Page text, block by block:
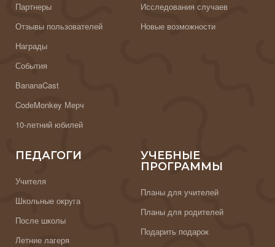
Партнеры
Отзывы пользователей
Награды
События
BananaCast
CodeMonkey Мерч
10-летний юбилей
Исследования случаев
Новые возможности
ПЕДАГОГИ
Учителя
Школьные округа
После школы
Летние лагеря
УЧЕБНЫЕ
ПРОГРАММЫ
Планы для учителей
Планы для родителей
Подарить подарок